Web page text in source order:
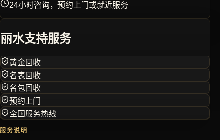
24小时咨询，预约上门或就近服务
丽水支持服务
黄金回收
名表回收
名包回收
预约上门
全国服务热线
服务说明